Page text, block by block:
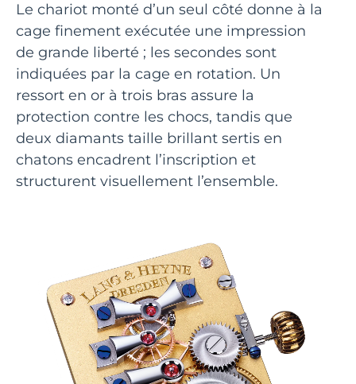
Le chariot monté d’un seul côté donne à la
cage finement exécutée une impression
de grande liberté ; les secondes sont
indiquées par la cage en rotation. Un
ressort en or à trois bras assure la
protection contre les chocs, tandis que
deux diamants taille brillant sertis en
chatons encadrent l’inscription et
structurent visuellement l’ensemble.